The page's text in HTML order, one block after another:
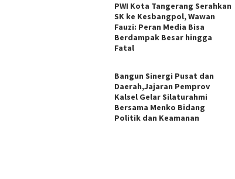
PWI Kota Tangerang Serahkan
SK ke Kesbangpol, Wawan
Fauzi: Peran Media Bisa
Berdampak Besar hingga
Fatal
Bangun Sinergi Pusat dan
Daerah,Jajaran Pemprov
Kalsel Gelar Silaturahmi
Bersama Menko Bidang
Politik dan Keamanan